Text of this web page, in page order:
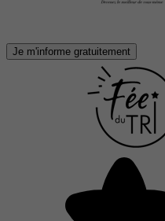
Je m'informe gratuitement